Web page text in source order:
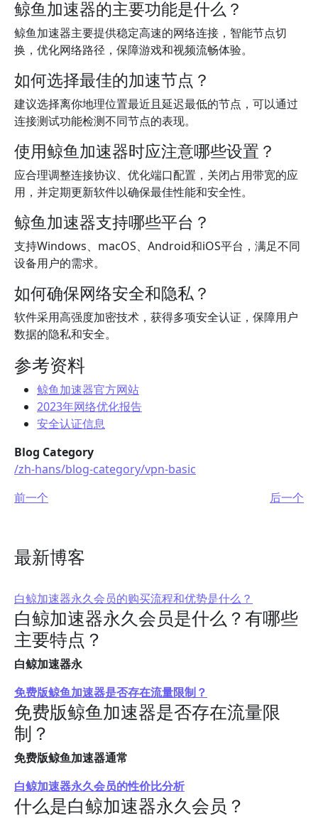
鲸鱼加速器的主要功能是什么？
鲸鱼加速器主要提供稳定高速的网络连接，智能节点切
换，优化网络路径，保障游戏和视频流畅体验。
如何选择最佳的加速节点？
建议选择离你地理位置最近且延迟最低的节点，可以通过
连接测试功能检测不同节点的表现。
使用鲸鱼加速器时应注意哪些设置？
应合理调整连接协议、优化端口配置，关闭占用带宽的应
用，并定期更新软件以确保最佳性能和安全性。
鲸鱼加速器支持哪些平台？
支持Windows、macOS、Android和iOS平台，满足不同
设备用户的需求。
如何确保网络安全和隐私？
软件采用高强度加密技术，获得多项安全认证，保障用户
数据的隐私和安全。
参考资料
鲸鱼加速器官方网站
2023年网络优化报告
安全认证信息
Blog Category
/zh-hans/blog-category/vpn-basic
前一个
后一个
最新博客
白鲸加速器永久会员的购买流程和优势是什么？
白鲸加速器永久会员是什么？有哪些
主要特点？
白鲸加速器永
免费版鲸鱼加速器是否存在流量限制？
免费版鲸鱼加速器是否存在流量限
制？
免费版鲸鱼加速器通常
白鲸加速器永久会员的性价比分析
什么是白鲸加速器永久会员？